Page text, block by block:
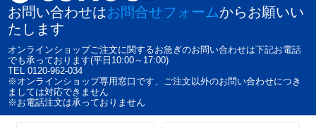
お問い合わせはお問合せフォームからお願いい
たします
オンラインショップご注文に関するお急ぎのお問い合わせは下記お電話
でも承っております(平日10:00～17:00)
TEL 0120-962-034
※オンラインショップ専用窓口です、ご注文以外のお問い合わせにつき
ましては対応できません
※お電話注文は承っておりません